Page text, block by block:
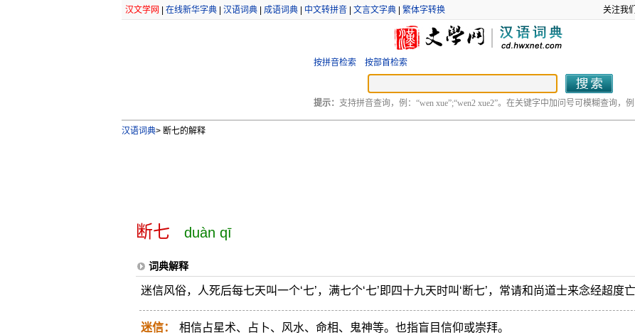
汉文学网 在线新华字典| 汉语词典| 成语词典| 中文转拼音| 文言文字典| 繁体字转换 关注我们
按拼音检索 按部首检索
提示： 支持拼音查询，例：“wen xue”;“wen2 xue2”。在关键字中加问号可模糊查询，例
汉语词典>断七的解释
断七 duàn qī
词典解释
迷信风俗，人死后每七天叫一个‘七’，满七个‘七’即四十九天时叫‘断七’，常请和尚道士来念经超度亡
迷信： 相信占星术、占卜、风水、命相、鬼神等。也指盲目信仰或崇拜。